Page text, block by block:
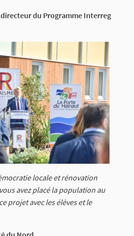
du Programme Interreg
locale et rénovation
avez placé la population au
projet avec les élèves et le